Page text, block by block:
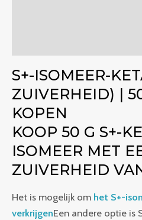
S+-ISOMEER-
ZUIVERHEID) |
KOPEN
KOOP 50 G S+-
ISOMEER MET
ZUIVERHEID
Het is mogelijk om het S+-
verkrijgenEen andere optie is